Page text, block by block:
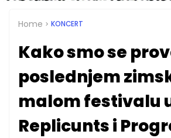
Home KONCERT
Kako smo se
poslednjem
malom festivalu
Replicunts i